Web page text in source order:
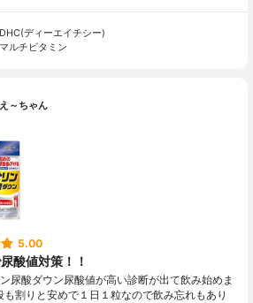
DHC(ディーエイチシー)
マルチビタミン
え～ちゃん
5.00
酸値対策！！
尿酸ダウン尿酸値が高い診断が出て飲み始めま
も割りと安めで１日１粒なので飲み忘れもあり